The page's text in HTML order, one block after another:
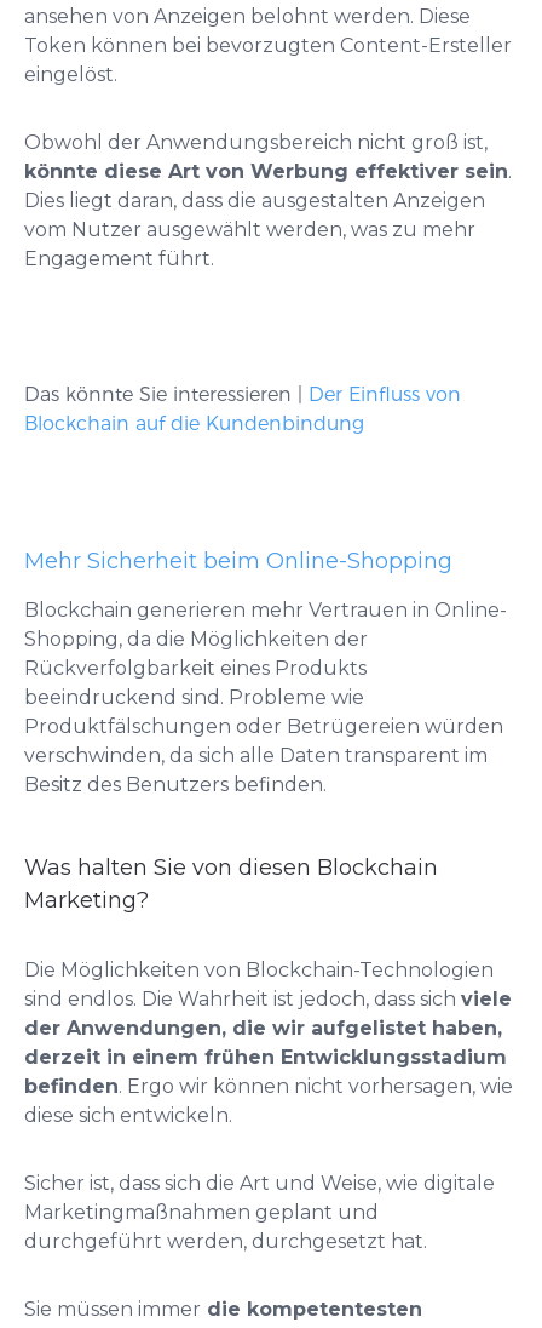
ansehen von Anzeigen belohnt werden. Diese
Token können bei bevorzugten Content-Ersteller
eingelöst.
Obwohl der Anwendungsbereich nicht groß ist,
könnte diese Art von Werbung effektiver sein.
Dies liegt daran, dass die ausgestalten Anzeigen
vom Nutzer ausgewählt werden, was zu mehr
Engagement führt.
Das könnte Sie interessieren | Der Einfluss von
Blockchain auf die Kundenbindung
Mehr Sicherheit beim Online-Shopping
Blockchain generieren mehr Vertrauen in Online-
Shopping, da die Möglichkeiten der
Rückverfolgbarkeit eines Produkts
beeindruckend sind. Probleme wie
Produktfälschungen oder Betrügereien würden
verschwinden, da sich alle Daten transparent im
Besitz des Benutzers befinden.
Was halten Sie von diesen Blockchain
Marketing?
Die Möglichkeiten von Blockchain-Technologien
sind endlos. Die Wahrheit ist jedoch, dass sich viele
der Anwendungen, die wir aufgelistet haben,
derzeit in einem frühen Entwicklungsstadium
befinden. Ergo wir können nicht vorhersagen, wie
diese sich entwickeln.
Sicher ist, dass sich die Art und Weise, wie digitale
Marketingmaßnahmen geplant und
durchgeführt werden, durchgesetzt hat.
Sie müssen immer die kompetentesten